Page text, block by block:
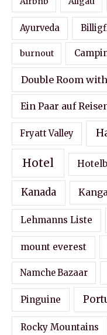
Ayurveda
burnout
Double Room
Ein Paar auf
Fryatt Valley
Hotel
Kanada
Lehmanns Liste
mount everest
Namche Bazaar
Pinguine
Rocky Mountains